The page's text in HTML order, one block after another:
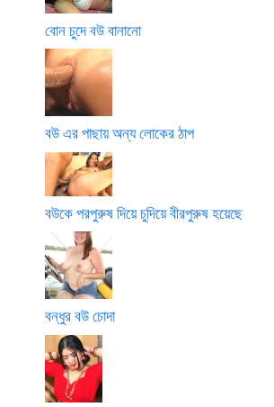
বোন চুদে বউ বানানো
বউ এর পাছায় অন্য লোকের ঠাপ
বউকে পরপুরুষ দিয়ে চুদিয়ে বীরপুরুষ হয়েছে
বন্ধুর বউ চোদা